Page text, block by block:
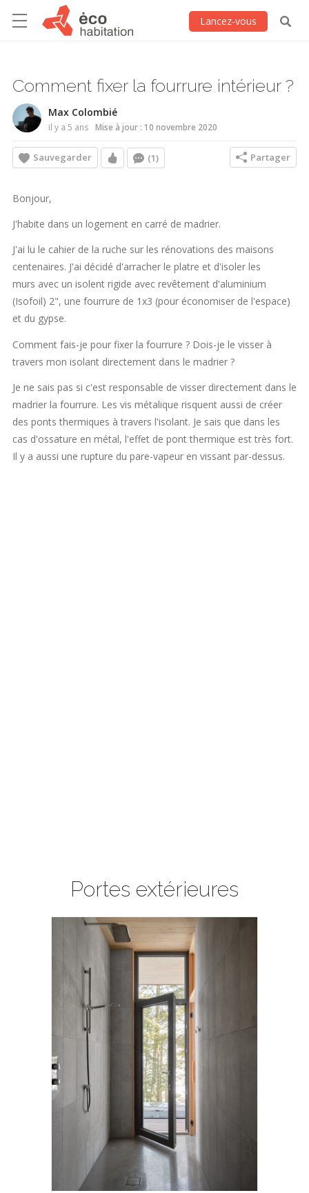
Lancez-vous
Comment fixer la fourrure intérieur ?
Max Colombié
il y a 5 ans Mise à jour : 10 novembre 2020
Sauvegarder (1) Partager
Bonjour,
J'habite dans un logement en carré de madrier.
J'ai lu le cahier de la ruche sur les rénovations des maisons
centenaires. J'ai décidé d'arracher le platre et d'isoler les
murs avec un isolent rigide avec revêtement d'aluminium
(Isofoil) 2", une fourrure de 1x3 (pour économiser de l'espace)
et du gypse.
Comment fais-je pour fixer la fourrure ? Dois-je le visser à
travers mon isolant directement dans le madrier ?
Je ne sais pas si c'est responsable de visser directement dans le
madrier la fourrure. Les vis métalique risquent aussi de créer
des ponts thermiques à travers l'isolant. Je sais que dans les
cas d'ossature en métal, l'effet de pont thermique est très fort.
Il y a aussi une rupture du pare-vapeur en vissant par-dessus.
Portes extérieures